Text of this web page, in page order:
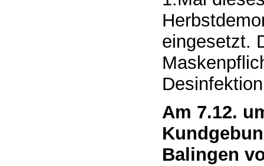
eingesetzt.
Am 7.12.
Balingen